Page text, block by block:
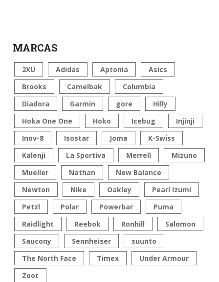
MARCAS
2XU Adidas Aptonia
Asics
Brooks
Camelbak
Columbia
Diadora
Garmin gore
Hilly
Hoka One One
Hoko Icebug
Injinji
Inov-8
Isostar Joma
K-Swiss
Kalenji
La Sportiva Merrell
Mizuno
Mueller
Nathan
New Balance
Newton
Nike Oakley
Pearl Izumi
Petzl
Polar Powerbar
Puma
Raidlight
Reebok Ronhill
Salomon
Saucony
Sennheiser
suunto
The North Face
Timex
Under Armour
Zoot